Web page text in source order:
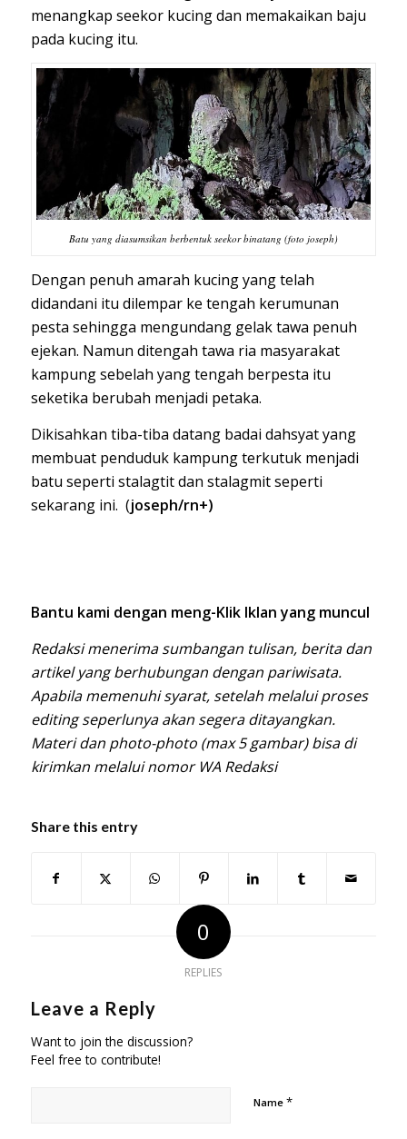
menangkap seekor kucing dan memakaikan baju
pada kucing itu.
Batu yang diasumsikan berbentuk seekor binatang (foto joseph)
Dengan penuh amarah kucing yang telah
didandani itu dilempar ke tengah kerumunan
pesta sehingga mengundang gelak tawa penuh
ejekan. Namun ditengah tawa ria masyarakat
kampung sebelah yang tengah berpesta itu
seketika berubah menjadi petaka.
Dikisahkan tiba-tiba datang badai dahsyat yang
membuat penduduk kampung terkutuk menjadi
batu seperti stalagtit dan stalagmit seperti
sekarang ini. (joseph/rn+)
Bantu kami dengan meng-Klik Iklan yang muncul
Redaksi menerima sumbangan tulisan, berita dan
artikel yang berhubungan dengan pariwisata.
Apabila memenuhi syarat, setelah melalui proses
editing seperlunya akan segera ditayangkan.
Materi dan photo-photo (max 5 gambar) bisa di
kirimkan melalui nomor WA Redaksi
Share this entry
0
REPLIES
Leave a Reply
Want to join the discussion?
Feel free to contribute!
Name *